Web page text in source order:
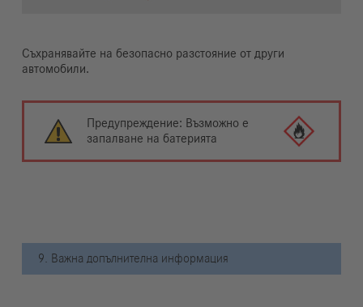
Съхранявайте на безопасно разстояние от други
автомобили.
Предупреждение: Възможно е
запалване на батерията
9. Важна допълнителна информация